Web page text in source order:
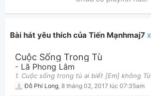
Bài hát đã đăng
Bài hát yêu thích của Tiến Mạnhmaj7
Cuộc Sống Trong Tù
- Lã Phong Lâm
Đỗ Phi Long, 8 tháng 02, 2017 lúc 07:35am